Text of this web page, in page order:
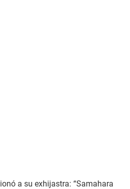
a su exhijastra: “Samahara